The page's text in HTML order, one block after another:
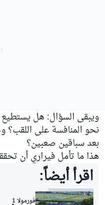
ويبقى السؤال: هل
نحو المنافسة على اللقب؟
بعد سباقين صعبين؟
هذا ما تأمل فيراري أن
اقرأ أيضاً:
فورمولا 1